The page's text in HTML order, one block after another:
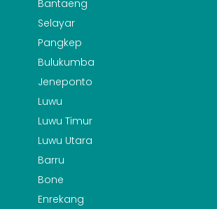
Bantaeng
Selayar
Pangkep
Bulukumba
Jeneponto
Luwu
Luwu Timur
Luwu Utara
Barru
Bone
Enrekang